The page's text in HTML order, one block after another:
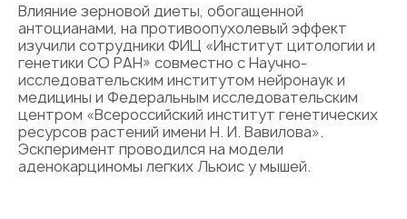
Влияние зерновой диеты, обогащенной
антоцианами, на противоопухолевый эффект
изучили сотрудники ФИЦ «Институт цитологии и
генетики СО РАН» совместно с Научно-
исследовательским институтом нейронаук и
медицины и Федеральным исследовательским
центром «Всероссийский институт генетических
ресурсов растений имени Н. И. Вавилова».
Эскперимент проводился на модели
аденокарциномы легких Льюис у мышей.